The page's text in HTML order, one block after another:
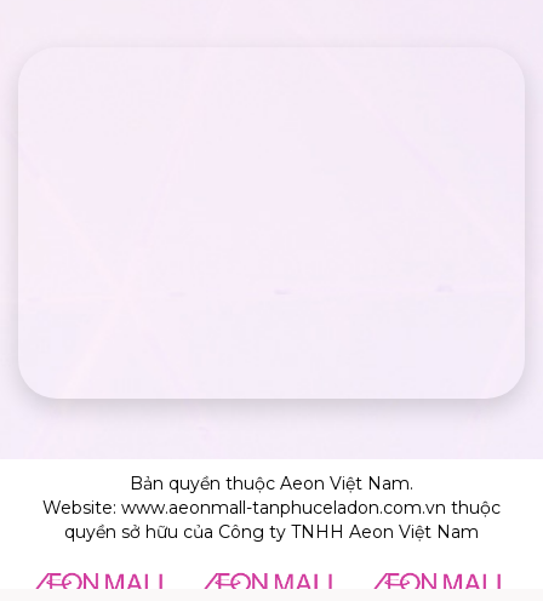
Bản quyền thuộc Aeon Việt Nam.
Website: www.aeonmall-tanphuceladon.com.vn thuộc
quyền sở hữu của Công ty TNHH Aeon Việt Nam